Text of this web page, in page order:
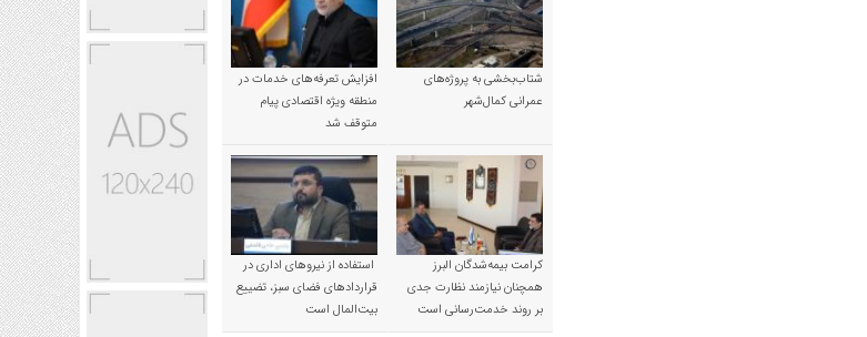
شتاب‌بخشی به پروژه‌های
عمرانی کمال‌شهر
افزایش تعرفه‌های خدمات در
منطقه ویژه اقتصادی پیام
متوقف شد
کرامت بیمه‌شدگان البرز
همچنان نیازمند نظارت جدی
بر روند خدمت‌رسانی است
استفاده از نیروهای اداری در
قراردادهای فضای سبز، تضییع
بیت‌المال است